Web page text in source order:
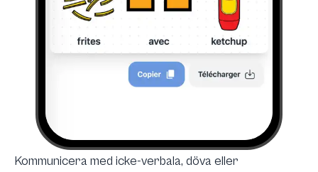
Kommunicera med icke-verbala, döva eller